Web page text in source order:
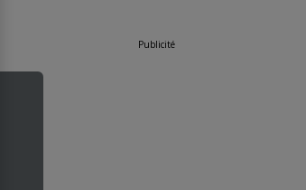
Publicité